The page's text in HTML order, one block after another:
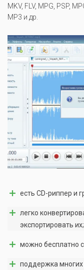
MKV, FLV, MPG, PSP,
MP3 и др.
есть CD-риппер и
легко
экспортировать их;
можно бесплатно
поддержка многих